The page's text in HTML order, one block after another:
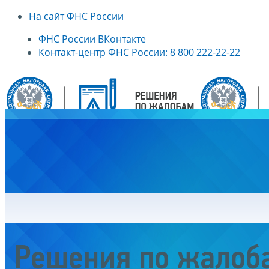
На сайт ФНС России
ФНС России ВКонтакте
Контакт-центр ФНС России: 8 800 222-22-22
Решения по